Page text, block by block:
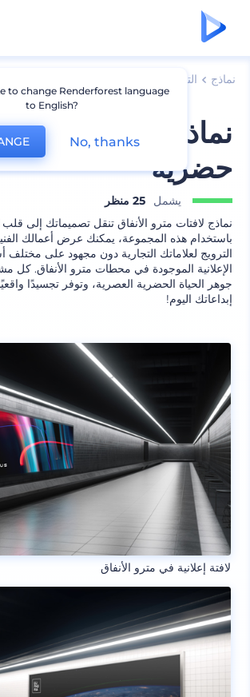
نماذج الترويج للعلامة التجارية
نماذج لافتات
حضرية
يشمل
25 منظر
نماذج لافتات مترو الأنفاق تنقل تصميماتك إلى قلب
باستخدام هذه المجموعة، يمكنك عرض أعمالك
الترويج لعلاماتك التجارية دون مجهود على مختلف
الإعلانية الموجودة في محطات مترو الأنفاق. كل
جوهر الحياة الحضرية العصرية، وتوفر تجسيدًا
إبداعاتك اليوم!
لافتة إعلانية في مترو الأنفاق
to change Renderforest language
to English?
No, thanks